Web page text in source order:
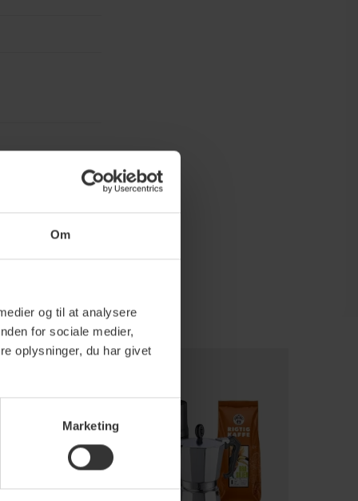
Om
og til at analysere
for sociale medier,
oplysninger, du har givet
Marketing